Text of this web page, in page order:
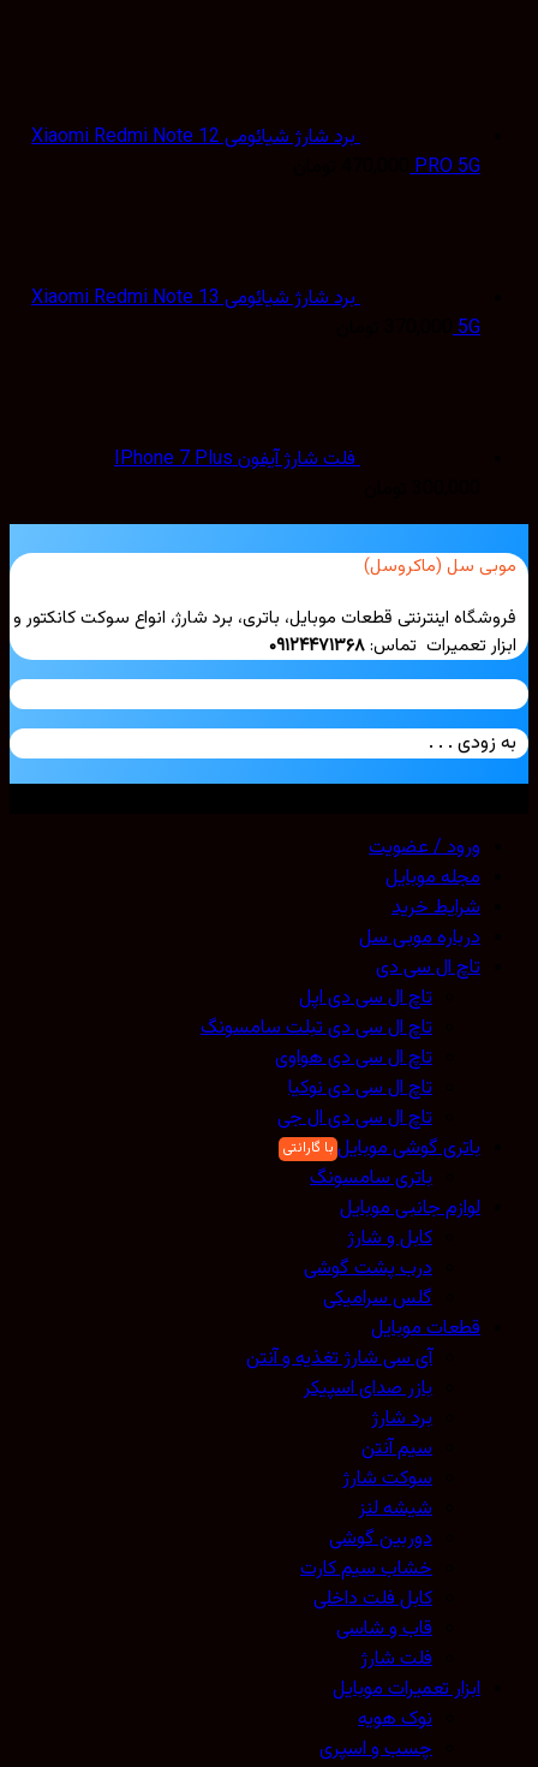
برد شارژ شیائومی Xiaomi Redmi Note 12
PRO 5G
470,000
برد شارژ شیائومی Xiaomi Redmi Note 13
370,000
فلت شارژ آیفون IPhone 7 Plus
سل (ماکروسل)
اینترنتی قطعات موبایل، باتری، برد شارژ، انواع سوکت کانکتور و
تعمیرات تماس:۰۹۱۲۴۴۷۱۳۶۸
زودی . . .
ورود / عضویت
مجله موبایل
شرایط خرید
درباره موبی سل
تاچ ال سی دی
تاچ ال سی دی اپل
تاچ ال سی دی تبلت سامسونگ
تاچ ال سی دی هواوی
تاچ ال سی دی نوکیا
تاچ ال سی دی ال جی
باتری گوشی موبایل
باتری سامسونگ
لوازم جانبی موبایل
کابل و شارژ
درب پشت گوشی
گلس سرامیکی
قطعات موبایل
آی سی شارژ تغذیه و آنتن
بازر صدای اسپیکر
برد شارژ
سیم آنتن
سوکت شارژ
شیشه لنز
دوربین گوشی
خشاب سیم کارت
کابل فلت داخلی
قاب و شاسی
فلت شارژ
ابزار تعمیرات موبایل
نوک هویه
چسب و اسپری